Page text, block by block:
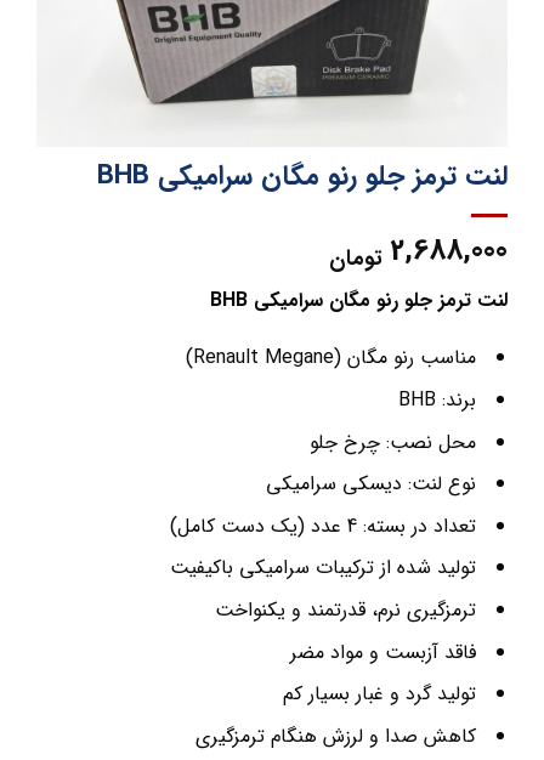
لنت ترمز جلو رنو مگان سرامیکی BHB
2,688,000 تومان
لنت ترمز جلو رنو مگان سرامیکی BHB
مناسب رنو مگان (Renault Megane)
برند: BHB
محل نصب: چرخ جلو
نوع لنت: دیسکی سرامیکی
تعداد در بسته: 4 عدد (یک دست کامل)
تولید شده از ترکیبات سرامیکی باکیفیت
ترمزگیری نرم، قدرتمند و یکنواخت
فاقد آزبست و مواد مضر
تولید گرد و غبار بسیار کم
کاهش صدا و لرزش هنگام ترمزگیری